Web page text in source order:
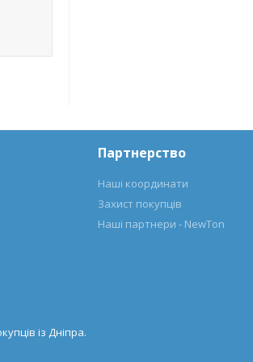
Партнерство
Наші координати
Захист покупців
Наші партнери - NewTon
із Дніпра.